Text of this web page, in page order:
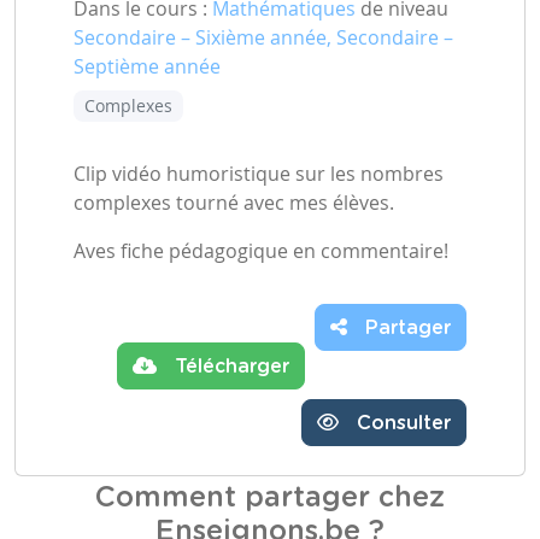
Dans le cours : Mathématiques de niveau
Secondaire – Sixième année, Secondaire –
Septième année
Complexes
Clip vidéo humoristique sur les nombres
complexes tourné avec mes élèves.
Aves fiche pédagogique en commentaire!
Télécharger
Partager
Consulter
Comment partager chez
Enseignons.be ?